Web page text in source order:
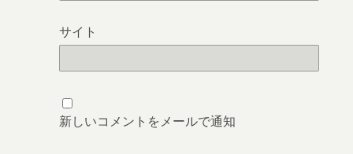
サイト
新しいコメントをメールで通知